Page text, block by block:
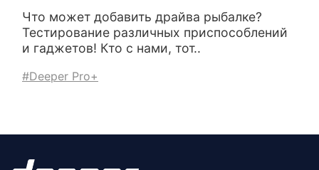
Что может добавить драйва рыбалке?
Тестирование различных приспособлений
и гаджетов! Кто с нами, тот..
#Deeper Pro+